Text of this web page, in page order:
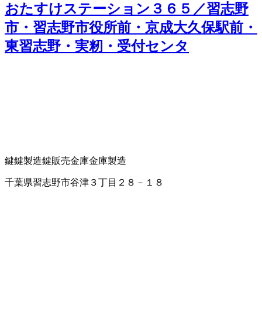
おたすけステーション３６５／習志野
市・習志野市役所前・京成大久保駅前・
東習志野・実籾・受付センタ
鍵鍵製造鍵販売金庫金庫製造
千葉県習志野市谷津３丁目２８－１８